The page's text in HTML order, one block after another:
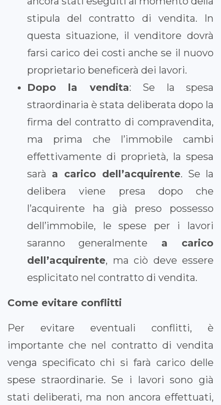
stipula del contratto di vendita. In
questa situazione, il venditore dovrà
farsi carico dei costi anche se il nuovo
proprietario beneficerà dei lavori.
Dopo la vendita: Se la spesa
straordinaria è stata deliberata dopo la
firma del contratto di compravendita,
ma prima che l’immobile cambi
effettivamente di proprietà, la spesa
sarà a carico dell’acquirente. Se la
delibera viene presa dopo che
l’acquirente ha già preso possesso
dell’immobile, le spese per i lavori
saranno generalmente a carico
dell’acquirente, ma ciò deve essere
esplicitato nel contratto di vendita.
Come evitare conflitti
Per evitare eventuali conflitti, è
importante che nel contratto di vendita
venga specificato chi si farà carico delle
spese straordinarie. Se i lavori sono già
stati deliberati, ma non ancora effettuati,